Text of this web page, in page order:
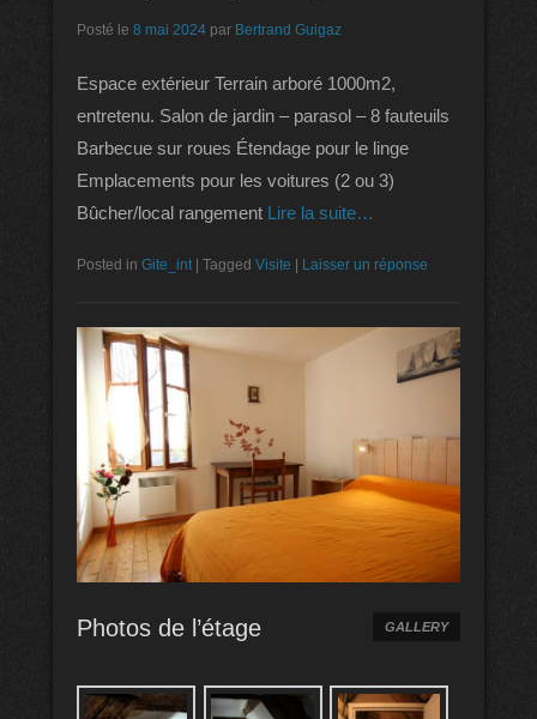
Posté le 8 mai 2024 par Bertrand Guigaz
Espace extérieur Terrain arboré 1000m2,
entretenu. Salon de jardin – parasol – 8 fauteuils
Barbecue sur roues Étendage pour le linge
Emplacements pour les voitures (2 ou 3)
Bûcher/local rangement Lire la suite…
Posted in Gite_int Tagged Visite Laisser un réponse
Photos de l’étage GALLERY